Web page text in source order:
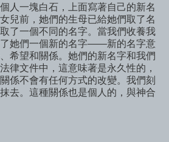
人一塊白石，上面寫著自己的新名
兒前，她們的生母已給她們取了名
了一個不同的名字。當我們收養我
她們一個新的名字——新的名字意
希望和關係。她們的新名字和我們
律文件中，這意味著是永久性的，
係不會有任何方式的改變。我們刻
去。這種關係也是個人的，與神合